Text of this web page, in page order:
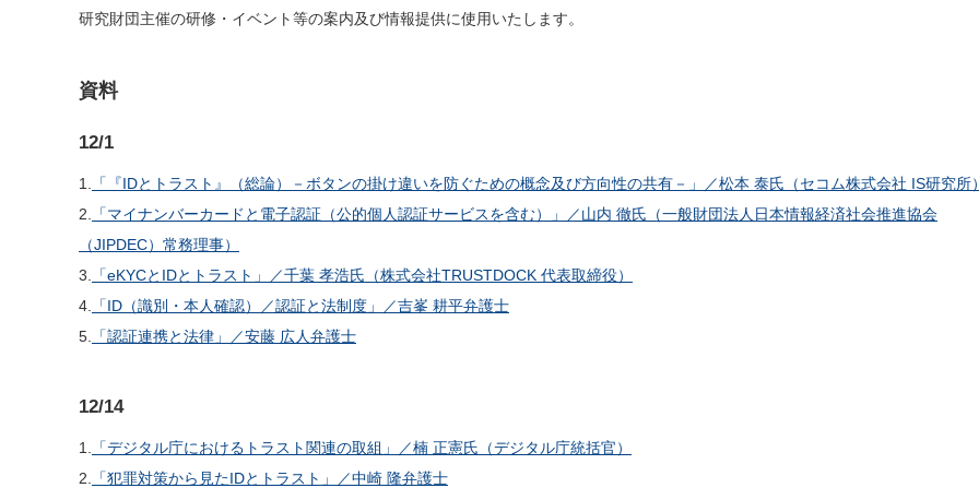
研究財団主催の研修・イベント等の案内及び情報提供に使用いたします。
資料
12/1
1.
「『IDとトラスト』（総論）－ボタンの掛け違いを防ぐための概念及び方向性の共有－」／松本 泰氏（セコム株式会社 IS研究所
2.
「マイナンバーカードと電子認証（公的個人認証サービスを含む）」／山内 徹氏（一般財団法人日本情報経済社会推進協会
（JIPDEC）常務理事）
3.
「eKYCとIDとトラスト」／千葉 孝浩氏（株式会社TRUSTDOCK 代表取締役）
4.
「ID（識別・本人確認）／認証と法制度」／吉峯 耕平弁護士
5.
「認証連携と法律」／安藤 広人弁護士
12/14
1.
「デジタル庁におけるトラスト関連の取組」／楠 正憲氏（デジタル庁統括官）
2.
「犯罪対策から見たIDとトラスト」／中崎 隆弁護士